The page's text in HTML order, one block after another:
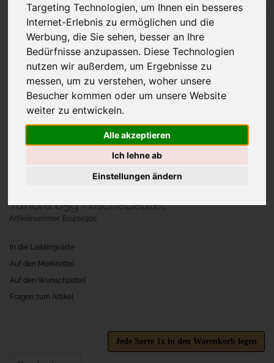
Targeting Technologien, um Ihnen ein besseres
Internet-Erlebnis zu ermöglichen und die
Werbung, die Sie sehen, besser an Ihre
Bedürfnisse anzupassen. Diese Technologien
nutzen wir außerdem, um Ergebnisse zu
messen, um zu verstehen, woher unsere
Besucher kommen oder um unsere Website
weiter zu entwickeln.
Alle akzeptieren
Ich lehne ab
Einstellungen ändern
Tundra 85g Frischebeutel
Artikelnummer: B0400300
In die Lieblingsliste
Auf den Merkzettel
Auf den Wunschzettel
Fragen zum Artikel
Jede Sorte 1x in den Warenkorb legen